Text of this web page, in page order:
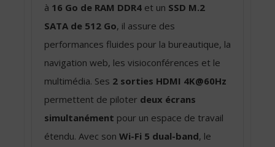
à 16 Go de RAM DDR4et un SSD M.2
SATA de 512 Go, il assure des
performances fluides pour la bureautique, la
navigation web, les visioconférences et le
multimédia. Ses 2 sorties HDMI 4K@60Hz
permettent de piloter deux écrans
simultanément pour un espace de travail
étendu. Avec son Wi-Fi 5 dual-band, le